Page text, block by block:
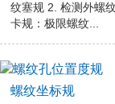
纹塞规 2. 检测外螺
卡规：极限螺纹...
螺纹坐标规